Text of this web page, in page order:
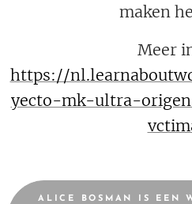
maken
Meer
https://
yecto-mk-ultra-
ALICE BOSMAN IS EEN